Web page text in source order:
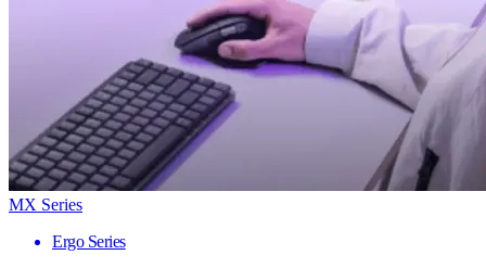
MX Series
Ergo Series